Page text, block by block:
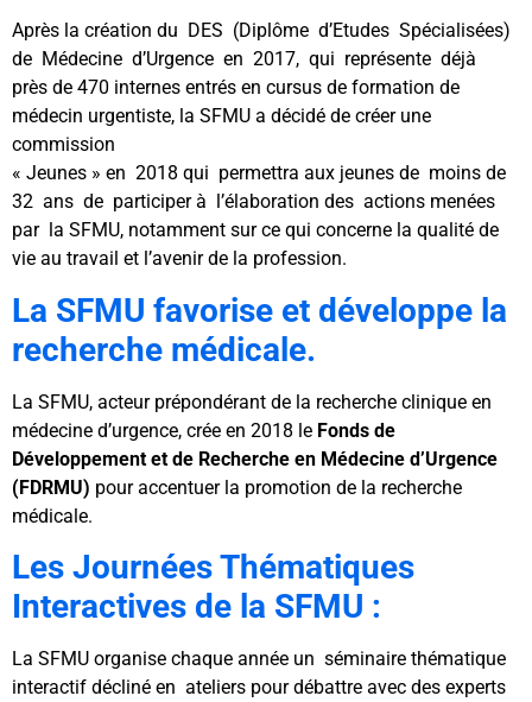
Après la création du DES (Diplôme d’Etudes Spécialisées)
de Médecine d’Urgence en 2017, qui représente déjà
près de 470 internes entrés en cursus de formation de
médecin urgentiste, la SFMU a décidé de créer une
commission
« Jeunes » en 2018 qui permettra aux jeunes de moins de
32 ans de participer à l’élaboration des actions menées
par la SFMU, notamment sur ce qui concerne la qualité de
vie au travail et l’avenir de la profession.
La SFMU favorise et développe la
recherche médicale.
La SFMU, acteur prépondérant de la recherche clinique en
médecine d’urgence, crée en 2018 le Fonds de
Développement et de Recherche en Médecine d’Urgence
(FDRMU) pour accentuer la promotion de la recherche
médicale.
Les Journées Thématiques
Interactives de la SFMU :
La SFMU organise chaque année un séminaire thématique
interactif décliné en ateliers pour débattre avec des experts